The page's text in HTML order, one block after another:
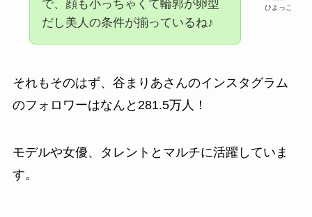
ひよっこ
で、顔も小っちゃくて輪郭が卵型
だし美人の条件が揃っているね♪
それもそのはず、谷まりあさんのインスタグラム
のフォロワーはなんと281.5万人！
モデルや女優、タレントとマルチに活躍していま
す。